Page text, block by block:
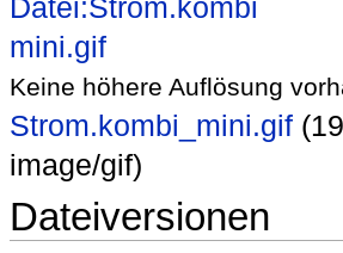
Keine höhere Auflösung
Strom.kombi_mini.gif
image/gif)
Dateiversionen